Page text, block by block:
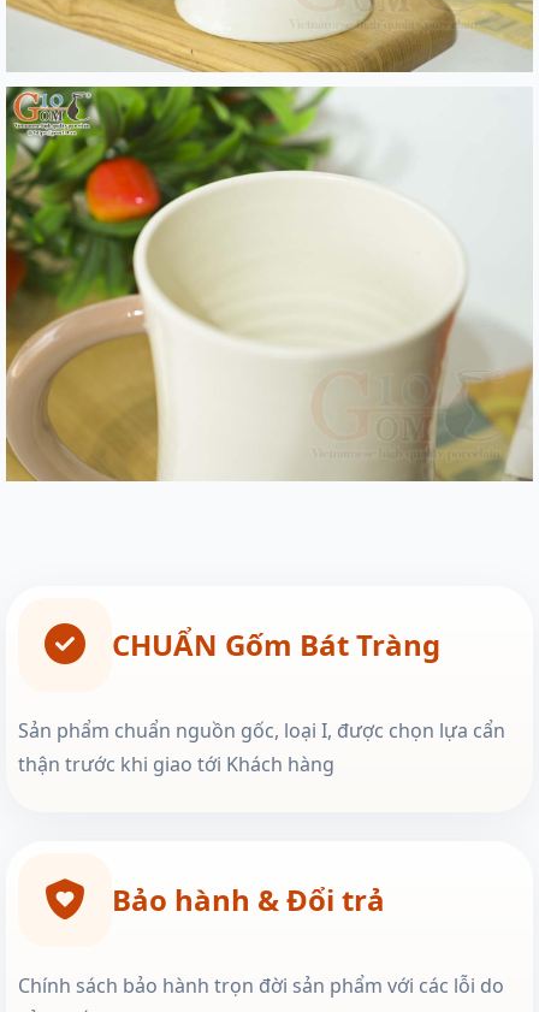
CHUẨN Gốm Bát Tràng
Sản phẩm chuẩn nguồn gốc, loại I, được chọn lựa cẩn
thận trước khi giao tới Khách hàng
Bảo hành & Đổi trả
Chính sách bảo hành trọn đời sản phẩm với các lỗi do